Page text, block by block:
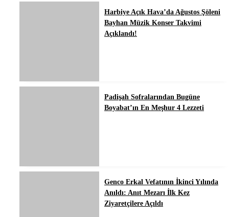
Harbiye Açık Hava’da Ağustos Şöleni
Bayhan Müzik Konser Takvimi
Açıklandı!
Padişah Sofralarından Bugüne
Boyabat’ın En Meşhur 4 Lezzeti
Genco Erkal Vefatının İkinci Yılında
Anıldı: Anıt Mezarı İlk Kez
Ziyaretçilere Açıldı